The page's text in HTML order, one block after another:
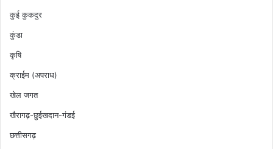
कुई कुकदुर
कुंडा
कृषि
क्राईम (अपराध)
खेल जगत
खैरागढ़-छुईखदान-गंडई
छत्तीसगढ़